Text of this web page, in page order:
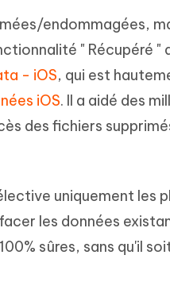
endommagées,
" Récupéré "
- iOS, qui est
iOS. Il a aidé des
des fichiers
uniquement les
les données
sûres, sans qu'il